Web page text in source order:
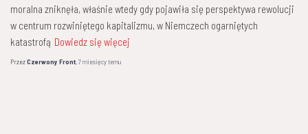
moralna zniknęła, właśnie wtedy gdy pojawiła się perspektywa rewolucji
w centrum rozwiniętego kapitalizmu, w Niemczech ogarniętych
katastrofą Dowiedz się więcej
PrzezCzerwony Front,7 miesięcytemu